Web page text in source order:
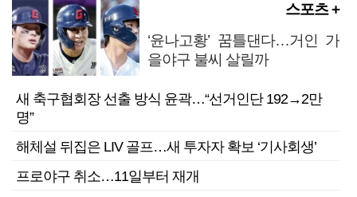
스포츠 +
‘윤나고황’ 꿈틀댄다…거인 가
을야구 불씨 살릴까
새 축구협회장 선출 방식 윤곽…“선거인단 192→2만
명”
해체설 뒤집은 LIV 골프…새 투자자 확보 ‘기사회생’
프로야구 취소…11일부터 재개